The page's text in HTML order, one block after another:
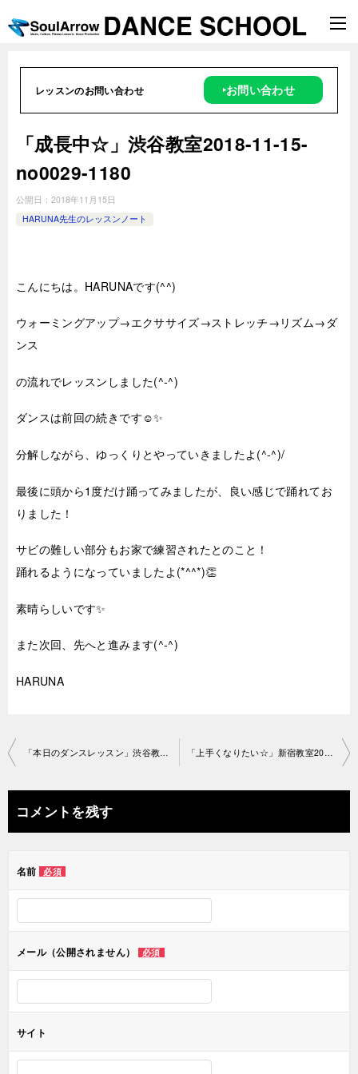
レッスンのお問い合わせ ‣お問い合わせ
「成長中☆」渋谷教室2018-11-15-
no0029-1180
公開日： 2018年11月15日
HARUNA先生のレッスンノート
こんにちは。HARUNAです(^^)
ウォーミングアップ→エクササイズ→ストレッチ→リズム→ダ
ンス
の流れでレッスンしました(^-^)
ダンスは前回の続きです☺✨
分解しながら、ゆっくりとやっていきましたよ(^-^)/
最後に頭から1度だけ踊ってみましたが、良い感じで踊れてお
りました！
サビの難しい部分もお家で練習されたとのこと！
踊れるようになっていましたよ(*^^*)👏
素晴らしいです✨
また次回、先へと進みます(^-^)
HARUNA
投
ナ
ビ
ー
ン
コメントを残す
名前 必須
メール（公開されません） 必須
サイト